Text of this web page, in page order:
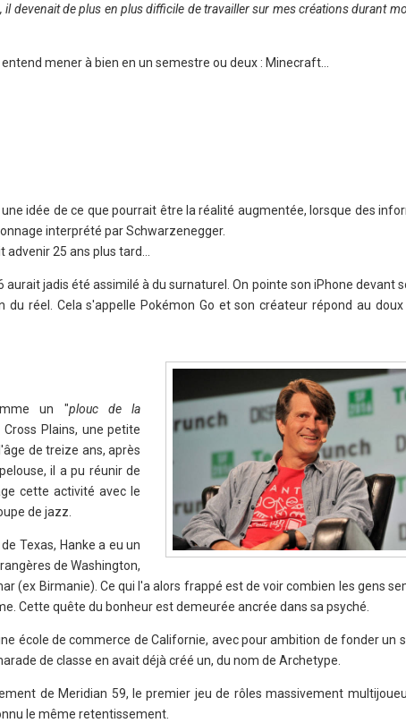
devenait de plus en plus difficile de travailler sur mes créations durant
mener à bien en un semestre ou deux : Minecraft...
idée de ce que pourrait être la réalité augmentée, lorsque des
interprété par Schwarzenegger.
advenir 25 ans plus tard…
jadis été assimilé à du surnaturel. On pointe son iPhone devant
du réel. Cela s'appelle Pokémon Go et son créateur répond au
un "plouc de la
Plains, une petite
de treize ans, après
il a pu réunir de
cette activité avec le
de jazz.
Texas, Hanke a eu un
de Washington,
(ex Birmanie). Ce qui l'a alors frappé est de voir combien les gens
Cette quête du bonheur est demeurée ancrée dans sa psyché.
école de commerce de Californie, avec pour ambition de fonder un
de classe en avait déjà créé un, du nom de Archetype.
de Meridian 59, le premier jeu de rôles massivement
le même retentissement.